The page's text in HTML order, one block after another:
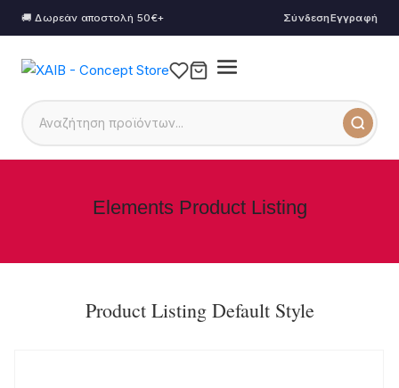
🚚 Δωρεάν αποστολή 50€+ ΣύνδεσηΕγγραφή
Elements Product Listing
Product Listing Default Style